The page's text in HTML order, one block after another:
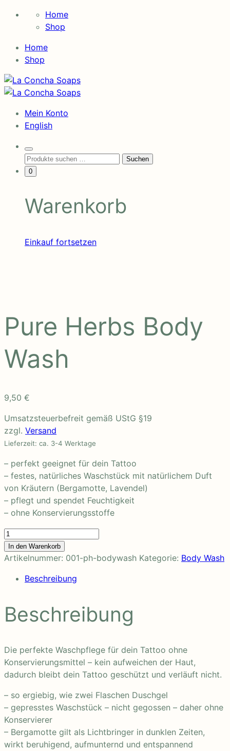
Skip
Home
Shop
Home
Shop
La
Concha
La
Mein Konto
English
Search
Toggle
Suchen
nach:
Suchen
Minicart
Toggle
0
Warenkorb
Einkauf fortsetzen
Pure Herbs Body
Wash
9,50 €
Umsatzsteuerbefreit gemäß UStG §19
zzgl. Versand
Lieferzeit: ca. 3-4 Werktage
– perfekt geeignet für dein Tattoo
– festes, natürliches Waschstück mit natürlichem Duft
von Kräutern (Bergamotte, Lavendel)
– pflegt und spendet Feuchtigkeit
– ohne Konservierungsstoffe
Pure
Herbs
Body
Menge
In den Warenkorb
Artikelnummer: 001-ph-bodywash Kategorie: Body Wash
Beschreibung
Beschreibung
Die perfekte Waschpflege für dein Tattoo ohne
Konservierungsmittel – kein aufweichen der Haut,
dadurch bleibt dein Tattoo geschützt und verläuft nicht.
– so ergiebig, wie zwei Flaschen Duschgel
– gepresstes Waschstück – nicht gegossen – daher ohne
Konservierer
– Bergamotte gilt als Lichtbringer in dunklen Zeiten,
wirkt beruhigend, aufmunternd und entspannend